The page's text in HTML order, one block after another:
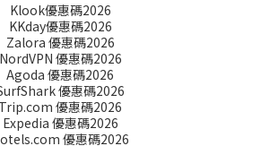
Klook優惠碼2026
KKday優惠碼2026
Zalora 優惠碼2026
NordVPN 優惠碼2026
Agoda 優惠碼2026
優惠碼2026
Trip.com 優惠碼2026
Expedia 優惠碼2026
優惠碼2026